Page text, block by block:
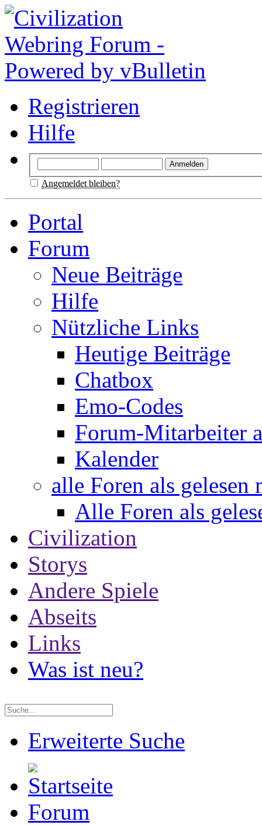
Registrieren
Hilfe
Angemeldet bleiben?
Portal
Forum
Neue Beiträge
Hilfe
Nützliche Links
Heutige Beiträge
Chatbox
Emo-Codes
Forum-Mitarbeiter
Kalender
alle Foren als gelesen
Alle Foren als
Civilization
Storys
Andere Spiele
Abseits
Links
Was ist neu?
Erweiterte Suche
Forum